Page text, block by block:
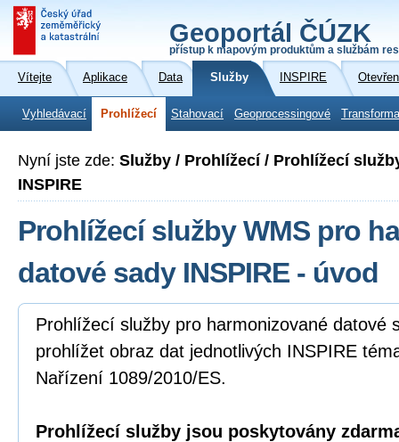
Geoportál ČÚZK
přístup k mapovým produktům a službám
Vítejte Aplikace Data Služby INSPIRE
Vyhledávací Prohlížecí Stahovací Geoprocessingové
Nyní jste zde: Služby / Prohlížecí / Prohlížecí
INSPIRE
Prohlížecí služby WMS pro
datové sady INSPIRE - úvod
Prohlížecí služby pro harmonizované datové
prohlížet obraz dat jednotlivých INSPIRE
Nařízení 1089/2010/ES.
Prohlížecí služby jsou poskytovány